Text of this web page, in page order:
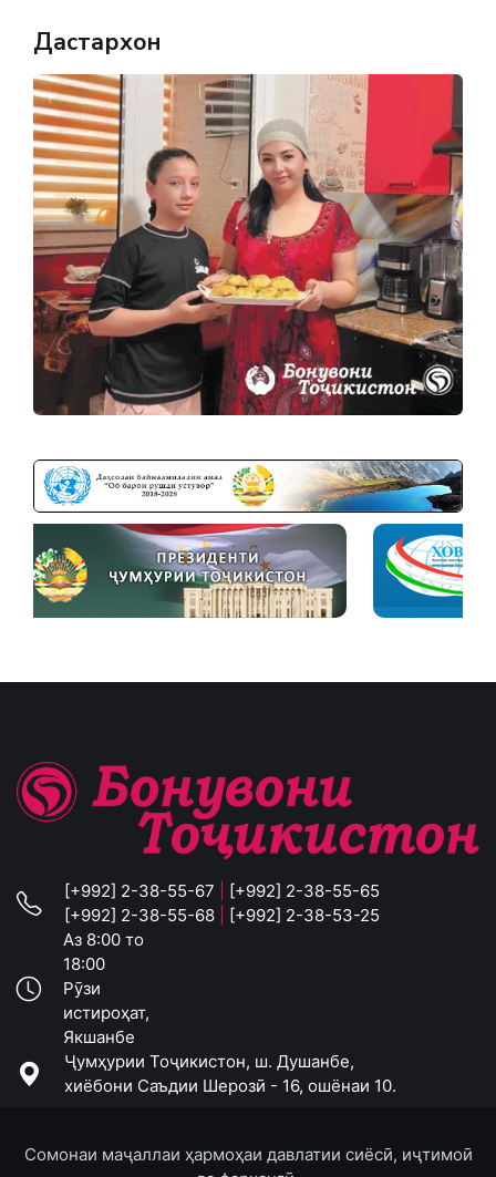
Дастархон
[+992] 2-38-55-67
[+992] 2-38-55-65
[+992] 2-38-55-68
[+992] 2-38-53-25
Аз 8:00 то
18:00
Рӯзи
истироҳат,
Якшанбе
Ҷумҳурии Тоҷикистон, ш. Душанбе,
хиёбони Саъдии Шерозӣ - 16, ошёнаи 10.
Сомонаи маҷаллаи ҳармоҳаи давлатии сиёсӣ, иҷтимоӣ